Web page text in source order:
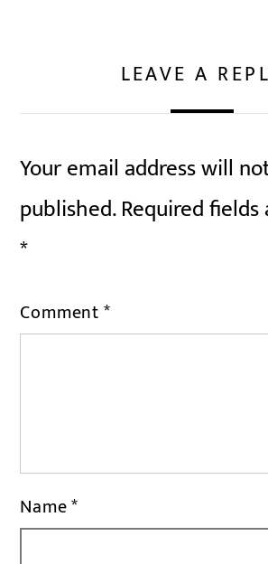
LEAVE A
Your email address will
published.Required
*
Comment*
Name*